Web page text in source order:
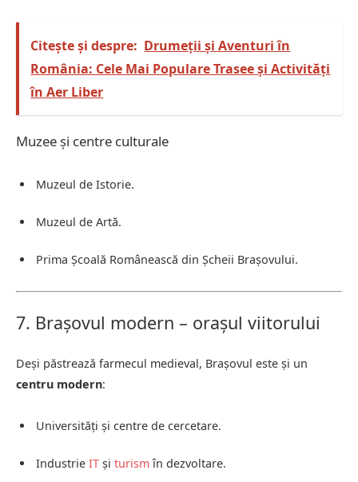
Citește și despre: Drumeții și Aventuri în
România: Cele Mai Populare Trasee și Activități
în Aer Liber
Muzee și centre culturale
Muzeul de Istorie.
Muzeul de Artă.
Prima Școală Românească din Șcheii Brașovului.
7. Brașovul modern – orașul viitorului
Deși păstrează farmecul medieval, Brașovul este și un
centru modern:
Universități și centre de cercetare.
Industrie IT și turismîn dezvoltare.